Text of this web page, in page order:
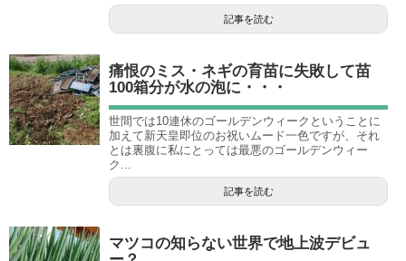
記事を読む
痛恨のミス・ネギの育苗に失敗して苗
100箱分が水の泡に・・・
世間では10連休のゴールデンウィークということに
加えて新天皇即位のお祝いムード一色ですが、それ
とは裏腹に私にとっては最悪のゴールデンウィー
ク...
記事を読む
マツコの知らない世界で地上波デビュ